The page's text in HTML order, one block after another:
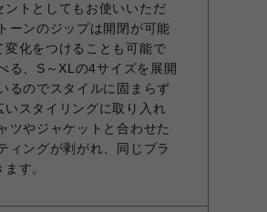
トとしてもお使いいただ
ーンのジップは開閉が可能
化をつけることも可能で
る、S～XLの4サイズを展開
るのでスタイルに固まらず
スタイリングに取り入れ
ツやジャケットと合わせた
ィングが剥がれ、同じブラ
す。